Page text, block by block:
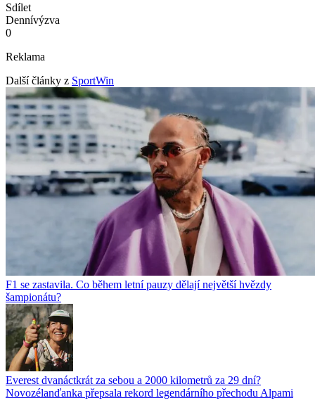
Sdílet
Dennívýzva
0
Reklama
Další články z SportWin
F1 se zastavila. Co během letní pauzy dělají největší hvězdy
šampionátu?
Everest dvanáctkrát za sebou a 2000 kilometrů za 29 dní?
Novozélanďanka přepsala rekord legendárního přechodu Alpami